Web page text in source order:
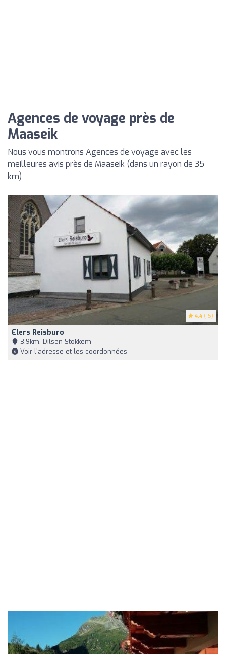
Agences de voyage près de
Maaseik
Nous vous montrons Agences de voyage avec les
meilleures avis près de Maaseik (dans un rayon de 35
km)
4.4 (15)
Elers Reisburo
3,9km, Dilsen-Stokkem
Voir l'adresse et les coordonnées